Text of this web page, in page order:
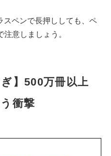
ペンで長押ししても、ペ
意しましょう。
】500万冊以上
衝撃